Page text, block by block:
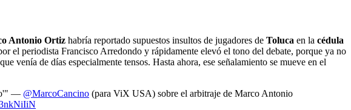
Antonio Ortiz habría reportado supuestos insultos de jugadores de Toluca en la cédula
el periodista Francisco Arredondo y rápidamente elevó el tono del debate, porque ya no
venía de días especialmente tensos. Hasta ahora, ese señalamiento se mueve en el
— @MarcoCancino (para ViX USA) sobre el arbitraje de Marco Antonio